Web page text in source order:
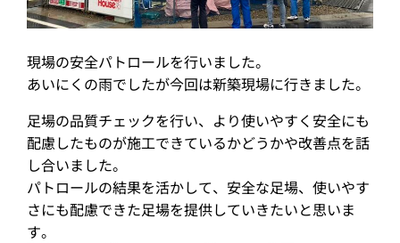
現場の安全パトロールを行いました。
あいにくの雨でしたが今回は新築現場に行きました。
足場の品質チェックを行い、より使いやすく安全にも
配慮したものが施工できているかどうかや改善点を話
し合いました。
パトロールの結果を活かして、安全な足場、使いやす
さにも配慮できた足場を提供していきたいと思いま
す。